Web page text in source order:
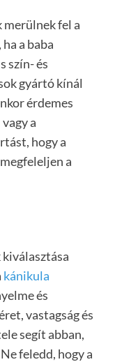
fel a
a baba
szín- és
gyártó kínál
érdemes
a
hogy a
a
kánikula
és
vastagság és
segít abban,
feledd, hogy a